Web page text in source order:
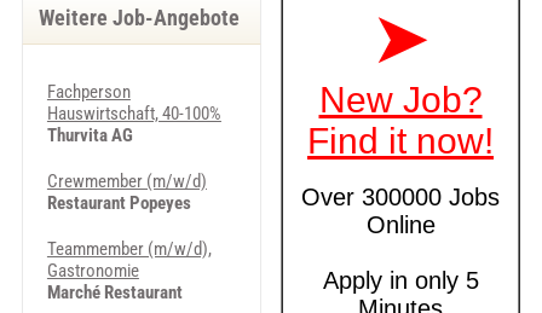
Weitere Job-Angebote
Fachperson
Hauswirtschaft, 40-100%
Thurvita AG
Crewmember (m/w/d)
Restaurant Popeyes
Teammember (m/w/d),
Gastronomie
Marché Restaurant